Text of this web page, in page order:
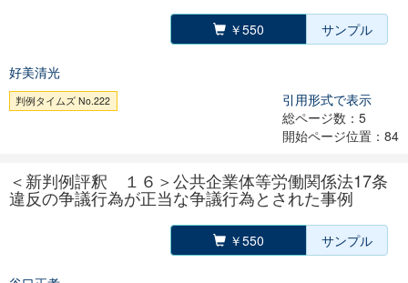
￥550 サンプル
好美清光
判例タイムズ No.222
引用形式で表示
総ページ数：5
開始ページ位置：84
＜新判例評釈 １６＞公共企業体等労働関係法17条
違反の争議行為が正当な争議行為とされた事例
￥550 サンプル